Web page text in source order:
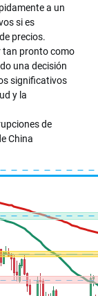
a un
si es
precios.
tan pronto como
una decisión
significativos
y la
de
China